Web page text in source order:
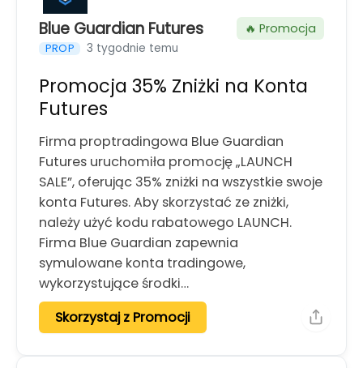
Blue Guardian Futures
PROP 3 tygodnie temu
🔥 Promocja
Promocja 35% Zniżki na Konta
Futures
Firma proptradingowa Blue Guardian
Futures uruchomiła promocję „LAUNCH
SALE”, oferując 35% zniżki na wszystkie swoje
konta Futures. Aby skorzystać ze zniżki,
należy użyć kodu rabatowego LAUNCH.
Firma Blue Guardian zapewnia
symulowane konta tradingowe,
wykorzystujące środki…
Skorzystaj z Promocji